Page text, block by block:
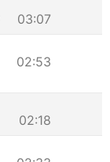
03:07
02:53
02:18